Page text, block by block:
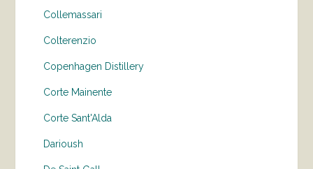
Collemassari
Colterenzio
Copenhagen Distillery
Corte Mainente
Corte Sant'Alda
Darioush